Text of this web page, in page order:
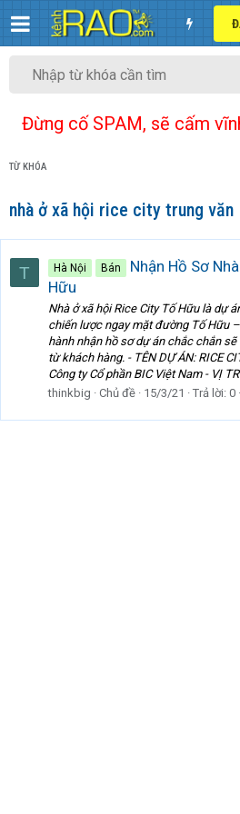
Đừng cố SPAM, sẽ cấm
TỪ KHÓA
nhà ở xã hội rice city trung văn
T Hà Nội Bán
Nhận Hồ Sơ
Hữu
Nhà ở xã hội Rice City Tố Hữu là dự
chiến lược ngay mặt đường Tố Hữu
hành nhận hồ sơ dự án chắc chắn
từ khách hàng. - TÊN DỰ ÁN: RICE
Công ty Cổ phần BIC Việt Nam - VỊ
thinkbig
Chủ đề 15/3/21 Trả lời: 0